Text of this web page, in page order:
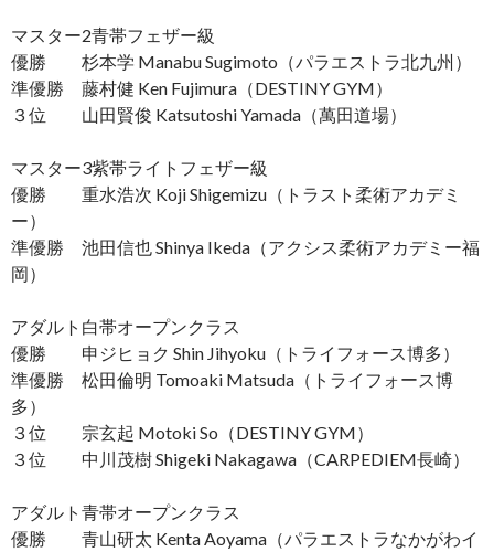
マスター2青帯フェザー級
優勝 杉本学 Manabu Sugimoto（パラエストラ北九州）
準優勝 藤村健 Ken Fujimura（DESTINY GYM）
３位 山田賢俊 Katsutoshi Yamada（萬田道場）
マスター3紫帯ライトフェザー級
優勝 重水浩次 Koji Shigemizu（トラスト柔術アカデミ
ー）
準優勝 池田信也 Shinya Ikeda（アクシス柔術アカデミー福
岡）
アダルト白帯オープンクラス
優勝 申ジヒョク Shin Jihyoku（トライフォース博多）
準優勝 松田倫明 Tomoaki Matsuda（トライフォース博
多）
３位 宗玄起 Motoki So（DESTINY GYM）
３位 中川茂樹 Shigeki Nakagawa（CARPEDIEM長崎）
アダルト青帯オープンクラス
優勝 青山研太 Kenta Aoyama（パラエストラなかがわイ